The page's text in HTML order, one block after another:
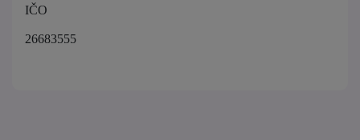
IČO
26683555